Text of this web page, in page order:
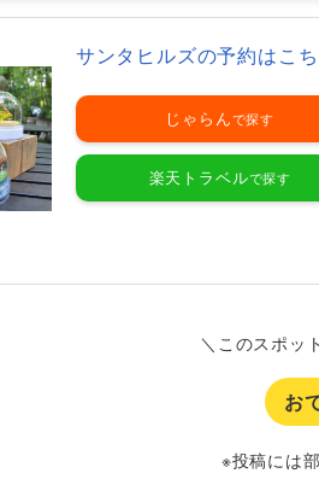
サンタヒルズの予約はこち
じゃらん
楽天トラベル
＼このスポッ
お
※投稿には